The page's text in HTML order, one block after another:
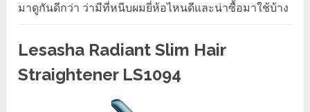
มาดูกันดีกว่า ว่ามีที่หนีบผมยี่ห้อไหนดีและน่าซื้อมาใช้บ้าง
Lesasha Radiant Slim Hair
Straightener LS1094